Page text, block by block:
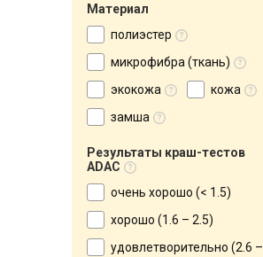
Материал
полиэстер
микрофибра (ткань)
экокожа
кожа
замша
Результаты краш-тестов
ADAC
очень хорошо (< 1.5)
хорошо (1.6 – 2.5)
удовлетворительно (2.6 – 3.5)